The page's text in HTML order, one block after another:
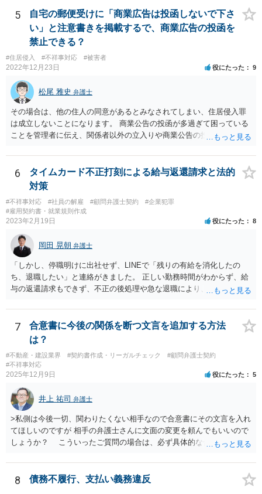
5
自宅の郵便受けに「商業広告は投函しないで下さ
い」と注意書きを掲載するで、商業広告の投函を
禁止できる？
#住居侵入 #不祥事対応 #被害者
2022年12月23日 役にたった 9
松尾 雅史 弁護士
その場合は、他の住人の同意があるとみなされてしまい、住居侵入罪
は成立しないことになります。 商業公告の投函が多過ぎて困っている
ことを管理者に伝え、関係者以外の立入りや商業公告の投函を禁ずる
6
タイムカード不正打刻による給与返還請求と法的
対策
#不祥事対応 #社員の解雇 #顧問弁護士契約
#企業犯罪
#雇用契約書・就業規則作成
2023年2月19日 役にたった 8
岡田 晃朝 弁護士
「しかし、停職明けに出社せず、LINEで「残りの有給を消化したの
ち、退職したい」と連絡がきました。 正しい勤務時間がわからず、給
与の返還請求もできず、不正の後処理や急な退職により、社や他のス
状況です。」 大変悪質ですね。打刻場所のデータと、これまでのタイ
ムカードの虚偽を確認し、突き付けて責任を問題にすることになるで
しょう。 詐欺もありうるでしょうね。 「正しい時間がわからないとい
うタイムカード不正打刻による返還請求はどのようにおこなえばよい
でしょうか？」 想定できる虚偽を前提に、相手と協議して詰めればよ
いかと思います。 確実な記録があれば、それによるのがよいですが、
弁護士と相談しながら、対応策を検討する方がよいでしょう。 また、
返還が難しい場合、損害賠償を請求する事はできますでしょうか？ 法
的には可能ですが、立証の問題があります。 協議でも問題にできそう
ですが、調停なども検討できるでしょう。 また、返還請求も損害賠償
請求もせず、「詐欺」として、警察に被害届を出す事は可能でしょう
上がります。 警察に相談されてもよい事案だとは思います。
7
合意書に今後の関係を断つ文言を追加する方法
は？
#不動産・建設業界 #契約書作成・リーガルチェック
#顧問弁護士契約
#不祥事対応
2025年12月9日 役にたった 5
井上 祐司 弁護士
>私側は今後一切、関わりたくない相手なので合意書にその文言を入れ
てほしいのですが 相手の弁護士さんに文面の変更を頼んでもいいので
しょうか？ こういったご質問の場合は、必ず具体的な合意書案をも
には、ご質問のような懸念を払しょくするために、 「甲及び乙は，本
示談書に記載するもののほか，甲と乙の間には何らの債権債務が存し
ないことを相互に確認する。」 という清算条項を入れることが一般的
8 債務不履行、支払い義務違反